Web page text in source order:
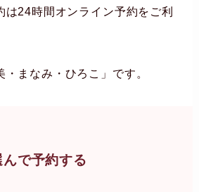
は24時間オンライン予約をご利
まなみ・ひろこ」です。
で予約する